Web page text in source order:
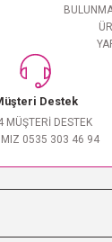
Destek
MÜŞTERİ DESTEK
0535 303 46 94